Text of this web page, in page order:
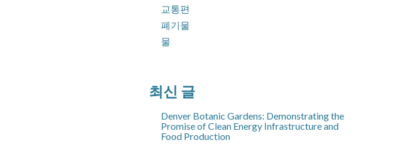
교통편
폐기물
물
최신 글
Denver Botanic Gardens: Demonstrating the
Promise of Clean Energy Infrastructure and
Food Production